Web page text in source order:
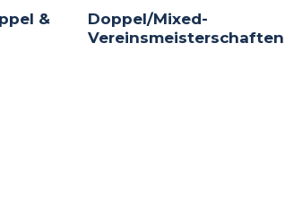
&
Doppel/Mixed-
Vereinsmeisterschaften